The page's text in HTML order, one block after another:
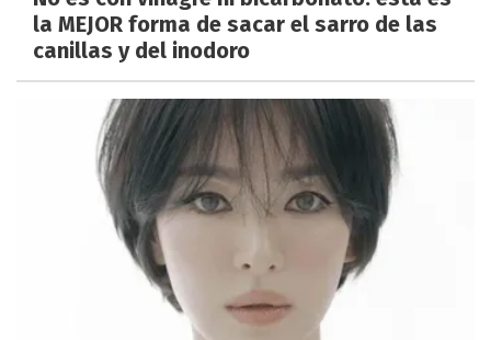
la MEJOR forma de sacar el sarro de las
canillas y del inodoro